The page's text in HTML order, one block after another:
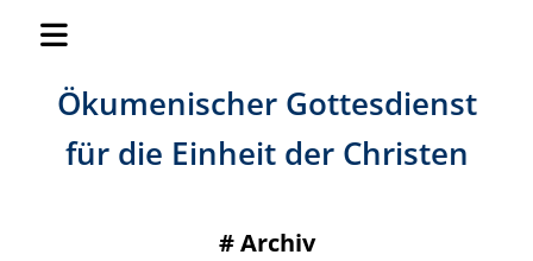
Ökumenischer Gottesdienst
für die Einheit der Christen
#Archiv